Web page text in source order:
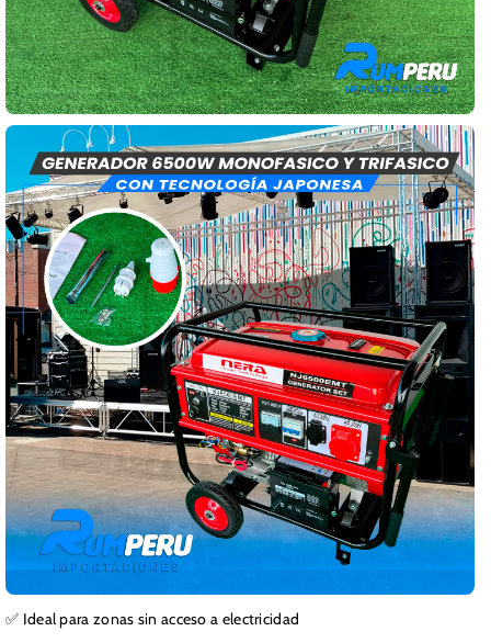
✅ Ideal para zonas sin acceso a electricidad